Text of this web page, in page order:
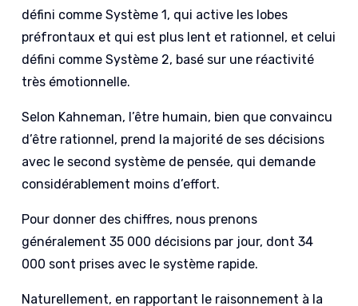
défini comme Système 1, qui active les lobes
préfrontaux et qui est plus lent et rationnel, et celui
défini comme Système 2, basé sur une réactivité
très émotionnelle.
Selon Kahneman, l’être humain, bien que convaincu
d’être rationnel, prend la majorité de ses décisions
avec le second système de pensée, qui demande
considérablement moins d’effort.
Pour donner des chiffres, nous prenons
généralement 35 000 décisions par jour, dont 34
000 sont prises avec le système rapide.
Naturellement, en rapportant le raisonnement à la